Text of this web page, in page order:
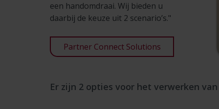
een handomdraai. Wij bieden u
daarbij de keuze uit 2 scenario’s."
Partner Connect Solutions
Er zijn 2 opties voor het verwerken